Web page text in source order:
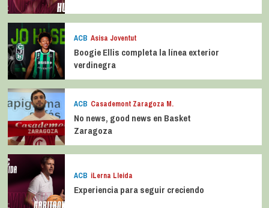
ACB Asisa Joventut
Boogie Ellis completa la línea exterior
verdinegra
ACB Casademont Zaragoza M.
No news, good news en Basket
Zaragoza
ACB iLerna Lleida
Experiencia para seguir creciendo